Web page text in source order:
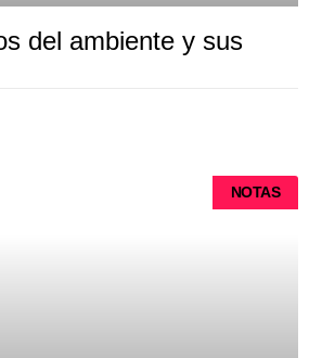
del ambiente y sus
NOTAS